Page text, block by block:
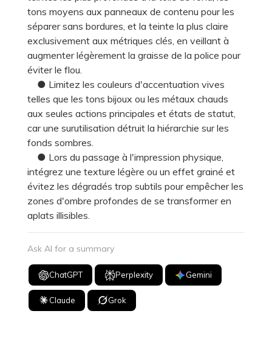
tons moyens aux panneaux de contenu pour les
séparer sans bordures, et la teinte la plus claire
exclusivement aux métriques clés, en veillant à
augmenter légèrement la graisse de la police pour
éviter le flou.
● Limitez les couleurs d'accentuation vives
telles que les tons bijoux ou les métaux chauds
aux seules actions principales et états de statut,
car une surutilisation détruit la hiérarchie sur les
fonds sombres.
● Lors du passage à l'impression physique,
intégrez une texture légère ou un effet grainé et
évitez les dégradés trop subtils pour empêcher les
zones d'ombre profondes de se transformer en
aplats illisibles.
Ask AI for a summary
ChatGPT Perplexity Gemini
Claude Grok